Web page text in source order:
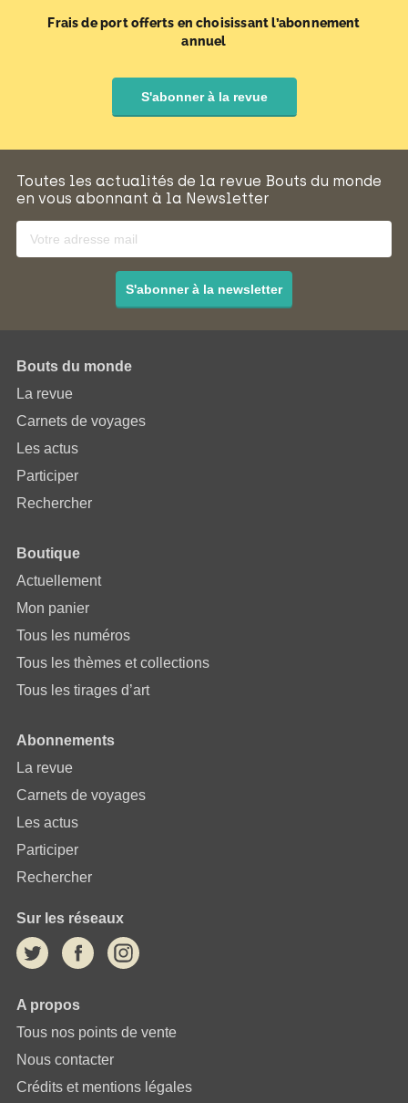
Frais de port offerts en choisissant l’abonnement
annuel
S'abonner à la revue
Toutes les actualités de la revue Bouts du monde
en vous abonnant à la Newsletter
S'abonner à la newsletter
Bouts du monde
La revue
Carnets de voyages
Les actus
Participer
Rechercher
Boutique
Actuellement
Mon panier
Tous les numéros
Tous les thèmes et collections
Tous les tirages d’art
Abonnements
La revue
Carnets de voyages
Les actus
Participer
Rechercher
Sur les réseaux
A propos
Tous nos points de vente
Nous contacter
Crédits et mentions légales